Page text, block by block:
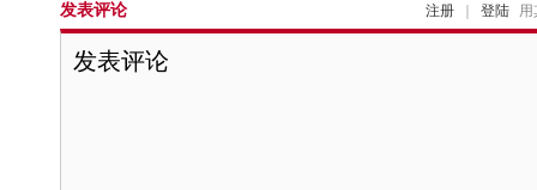
发表评论 注册 登陆 用